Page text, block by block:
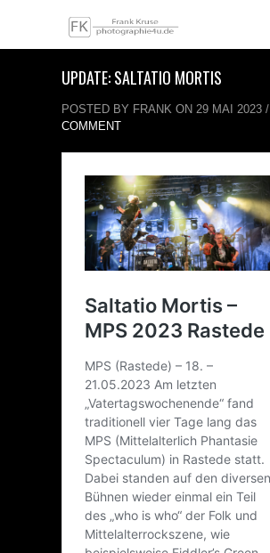
UPDATE: SALTATIO MORTIS
POSTED BY FRANK ON 29 MAI 2023 /
COMMENT